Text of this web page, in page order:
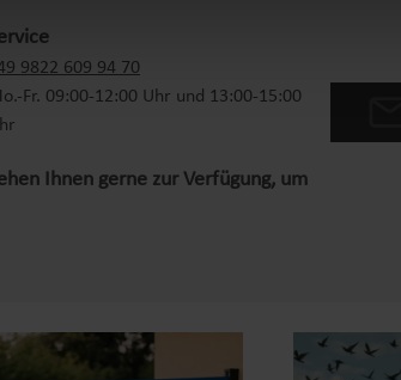
9822 609 94 70
Fr. 09:00-12:00 Uhr und 13:00-15:00
Ihnen gerne zur Verfügung, um